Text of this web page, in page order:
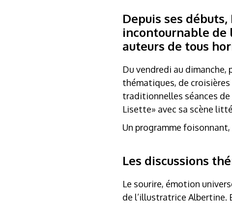
Depuis ses
incontournable de
auteurs de tous
Du vendredi au dimanche,
thématiques, de
traditionnelles séances de
Lisette» avec sa scène
Un programme
Les discussions
Le sourire, émotion
de l’illustratrice Albertine.